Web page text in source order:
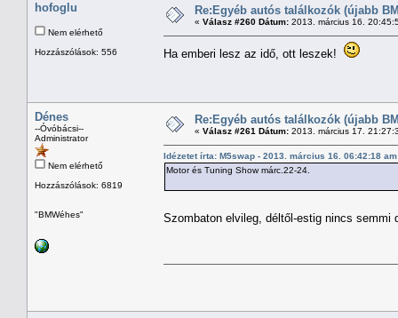
hofoglu
Nem elérhető
Hozzászólások: 556
Re:Egyéb autós találkozók (újabb
« Válasz #260 Dátum: 2013. március 16.
Ha emberi lesz az idő, ott leszek!
Dénes
--Óvóbácsi--
Administrator
Nem elérhető
Hozzászólások: 6819
"BMWéhes"
Re:Egyéb autós találkozók (újabb
« Válasz #261 Dátum: 2013. március 17.
Idézetet írta: M5swap - 2013. március 16. 06:42:18 am
Motor és Tuning Show márc.22-24.
Szombaton elvileg, déltől-estig nincs